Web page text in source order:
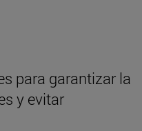
para garantizar la
y evitar